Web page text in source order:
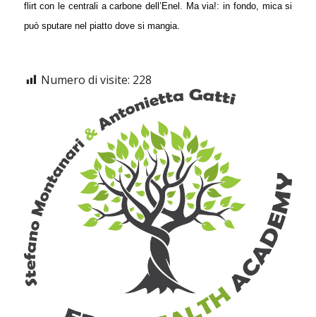
flirt con le centrali a carbone dell’Enel. Ma via!: in fondo, mica si
può sputare nel piatto dove si mangia.
Numero di visite: 228